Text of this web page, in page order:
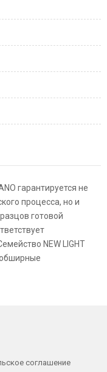
гарантируется не
процесса, но и
готовой
NEW LIGHT
обширные
соглашение